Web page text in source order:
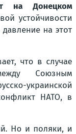
на Донецком
устойчивости
на этот
что в случае
Союзным
украинской
НАТО, в
Но и поляки, и